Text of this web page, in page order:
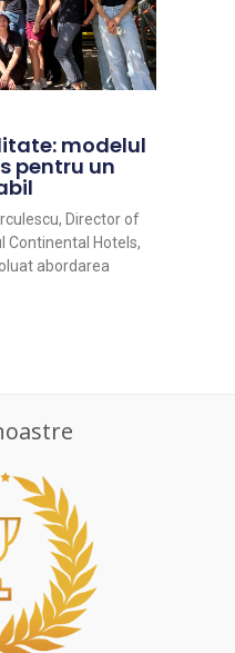
modelul
pentru un
Director of
Continental Hotels,
abordarea